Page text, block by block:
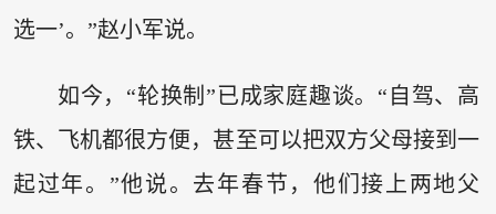
选一’。”赵小军说。
如今，“轮换制”已成家庭趣谈。“自驾、高
铁、飞机都很方便，甚至可以把双方父母接到一
起过年。”他说。去年春节，他们接上两地父